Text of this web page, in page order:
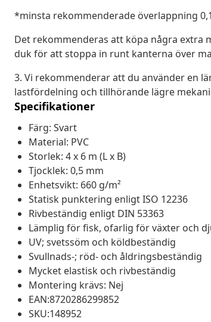
*minsta rekommenderade överlappning
Det rekommenderas att köpa några
duk för att stoppa in runt kanterna över
3. Vi rekommenderar att du använder en
lastfördelning och tillhörande lägre
Specifikationer
Färg: Svart
Material: PVC
Storlek: 4 x 6 m (L x B)
Tjocklek: 0,5 mm
Enhetsvikt: 660 g/m²
Statisk punktering enligt ISO 12236
Rivbeständig enligt DIN 53363
Lämplig för fisk, ofarlig för växter och
UV; svetssöm och köldbeständig
Svullnads-; röd- och åldringsbeständig
Mycket elastisk och rivbeständig
Montering krävs: Nej
EAN:8720286299852
SKU:148952